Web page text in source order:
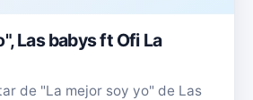
Las babys ft Ofi La
de "La mejor soy yo" de Las